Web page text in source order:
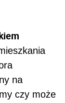
na
czy może